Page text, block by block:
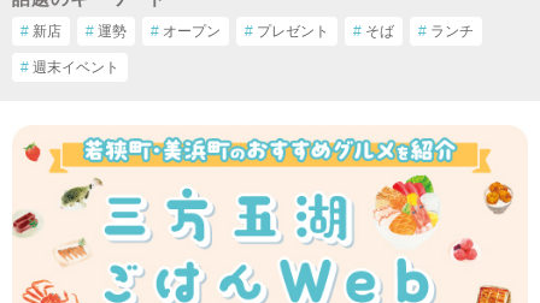
# 新店 # 運勢 # オープン # プレゼント # そば # ランチ
# 週末イベント